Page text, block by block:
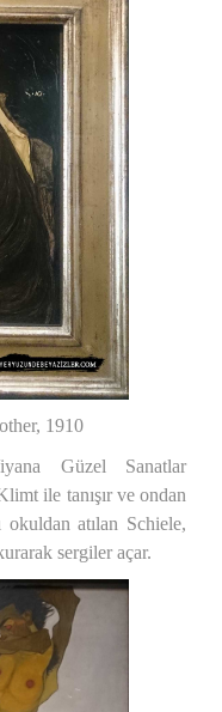
1910
Güzel Sanatlar
ile tanışır ve ondan
okuldan atılan Schiele,
sergiler açar.